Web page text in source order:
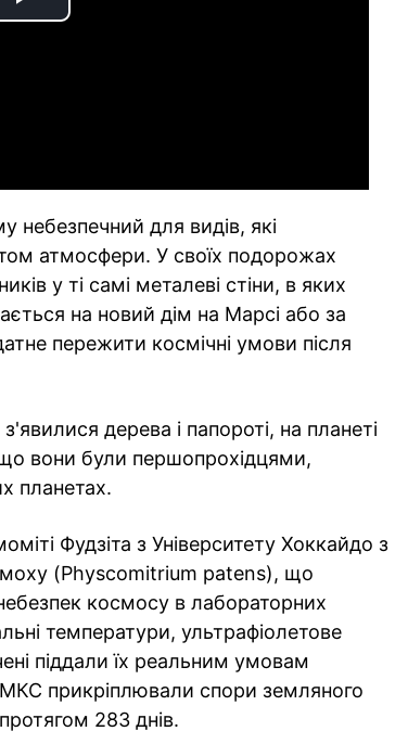
Play
небезпечний для видів, які
атмосфери. У своїх подорожах
у ті самі металеві стіни, в яких
на новий дім на Марсі або за
пережити космічні умови після
дерева і папороті, на планеті
вони були першопрохідцями,
планетах.
Фудзіта з Університету Хоккайдо з
(Physcomitrium patens), що
космосу в лабораторних
температури, ультрафіолетове
піддали їх реальним умовам
прикріплювали спори земляного
283 днів.